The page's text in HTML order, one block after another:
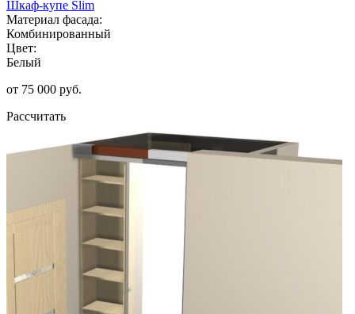
Шкаф-купе Slim
Материал фасада:
Комбинированный
Цвет:
Белый
от 75 000 руб.
Рассчитать